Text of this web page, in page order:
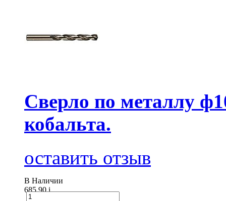
Сверло по металлу
кобальта.
оставить отзыв
В Наличии
685.90i